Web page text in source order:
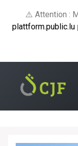
⚠️ Attention :
plattform.public.lu